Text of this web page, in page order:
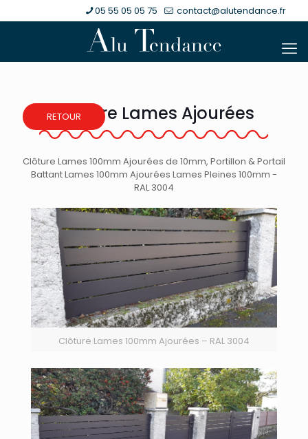
05 55 05 05 75 contact@alutendance.fr
RETOUR
Clôture Lames Ajourées
Clôture Lames 100mm Ajourées de 10mm, Portillon & Portail
Battant Lames 100mm Ajourées Lames Pleines 100mm -
RAL 3004
Clôture Lames 100mm Ajourées – RAL 3004